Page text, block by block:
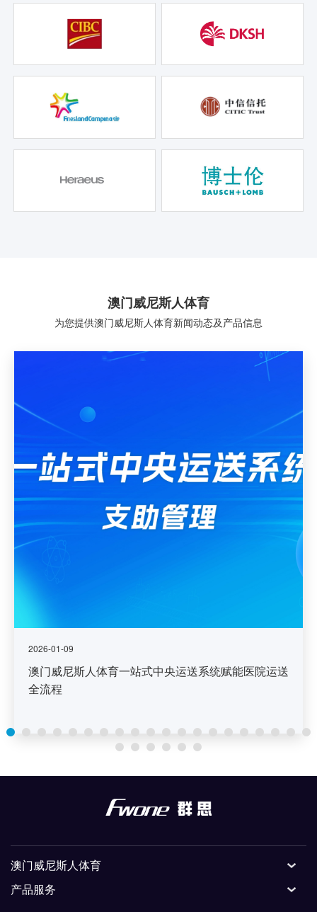
澳门威尼斯人体育
为您提供澳门威尼斯人体育新闻动态及产品信息
2026-01-09
澳门威尼斯人体育一站式中央运送系统赋能医院运送
全流程
澳门威尼斯人体育
产品服务